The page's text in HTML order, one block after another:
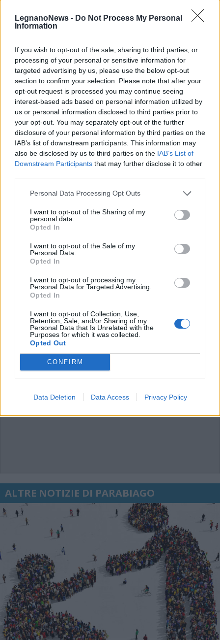
LegnanoNews - Do Not Process My Personal
Information
If you wish to opt-out of the sale, sharing to third parties, or
processing of your personal or sensitive information for
targeted advertising by us, please use the below opt-out
section to confirm your selection. Please note that after your
opt-out request is processed you may continue seeing
interest-based ads based on personal information utilized by
us or personal information disclosed to third parties prior to
your opt-out. You may separately opt-out of the further
disclosure of your personal information by third parties on the
IAB’s list of downstream participants. This information may
also be disclosed by us to third parties on the IAB’s List of
Downstream Participants that may further disclose it to other
Personal Data Processing Opt Outs
I want to opt-out of the Sharing of my
personal data.
Opted In
I want to opt-out of the Sale of my
Personal Data.
Opted In
I want to opt-out of processing my
Personal Data for Targeted Advertising.
Opted In
I want to opt-out of Collection, Use,
Retention, Sale, and/or Sharing of my
Personal Data that Is Unrelated with the
Purposes for which it was collected.
Opted Out
CONFIRM
Data Deletion Data Access Privacy Policy
ALTO MILANESE
Selezioniamo per te
Il meglio di
Iscriviti alla
newsletter
Commenti
Accedioregistratiper commentare questo
commento esprime il pensiero dell'autore e non rappresenta la linea editoriale
di VareseNews.it, che rimane autonoma e indipendente. I messaggi inclusi nei
commenti non sono testi giornalistici, ma post inviati dai singoli lettori che
possono essere automaticamente pubblicati senza filtro preventivo. I commenti
ALTRE NOTIZIE DI PARABIAGO